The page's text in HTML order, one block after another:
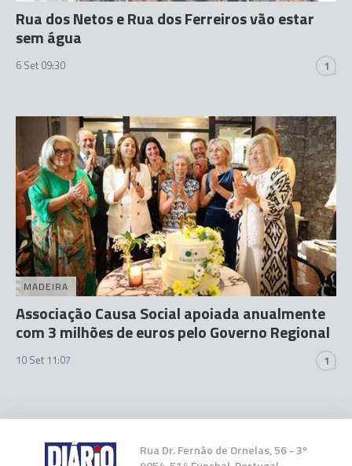
Rua dos Netos e Rua dos Ferreiros vão estar
sem água
6 Set 09:30 1
MADEIRA
Associação Causa Social apoiada anualmente
com 3 milhões de euros pelo Governo Regional
10 Set 11:07 1
Rua Dr. Fernão de Ornelas, 56 - 3º